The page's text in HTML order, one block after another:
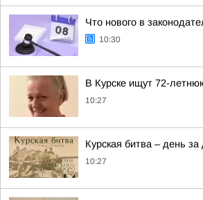
Что нового в
10:30
В Курске ищут 72-
10:27
Курская битва – день за
10:27